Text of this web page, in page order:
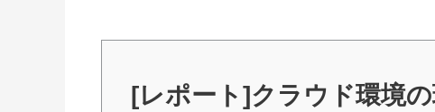
[レポート]クラウド環境